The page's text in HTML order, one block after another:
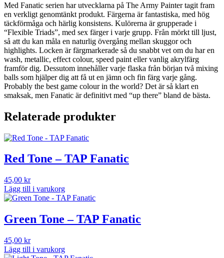
Med Fanatic serien har utvecklarna på The Army Painter tagit fram
en verkligt genomtänkt produkt. Färgerna är fantastiska, med hög
täckförmåga och härlig konsistens. Kulörerna är grupperade i
“Flexible Triads”, med sex färger i varje grupp. Från mörkt till ljust,
så att du kan måla en naturlig övergång mellan skuggor och
highlights. Locken är färgmarkerade så du snabbt vet om du har en
wash, metallic, effect colour, speed paint eller vanlig akrylfärg
framför dig. Dessutom innehåller varje flaska från början två mixing
balls som hjälper dig att få ut en jämn och fin färg varje gång.
Probably the best game colour in the world? Det är så klart en
smaksak, men Fanatic är definitivt med “up there” bland de bästa.
Relaterade produkter
Red Tone – TAP Fanatic
45,00 kr
Lägg till i varukorg
Green Tone – TAP Fanatic
45,00 kr
Lägg till i varukorg